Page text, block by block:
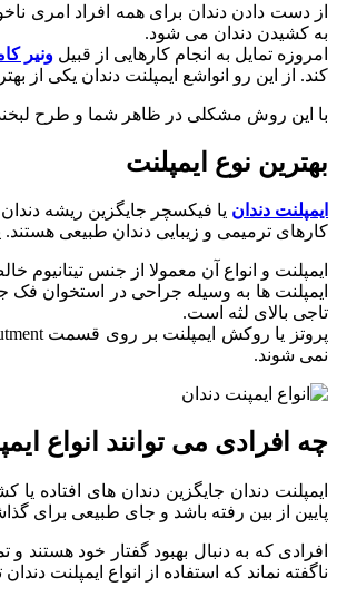
از دست دادن دندان برای همه‌ افراد امری
به کشیدن دندان می شود.
امروزه تمایل به انجام کارهایی از قبیلونیر
کند. از این رو انواشع ایمپلنت دندان یکی
با این روش مشکلی در ظاهر شما و طرح لبخند
بهترین نوع ایمپلنت
ایمپلنت دندان یا فیکسچر جایگزین ریشه
کارهای ترمیمی و زیبایی دندان طبیعی
ایمپلنت و انواع آن معمولا از جنس
تاجی بالای لثه است.
نمی شوند.
چه افرادی می توانند انواع
ایمپلنت دندان جایگزین دندان های افتاده
پایین از بین رفته باشد و جای طبیعی برای
افرادی که به دنبال بهبود گفتار خود هستند
ناگفته نماند که استفاده از انواع ایمپلنت